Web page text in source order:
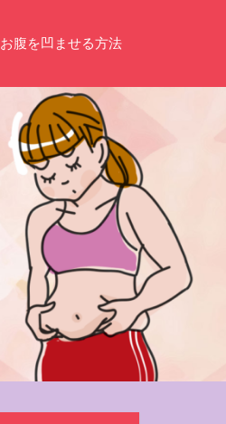
お腹を凹ませる方法